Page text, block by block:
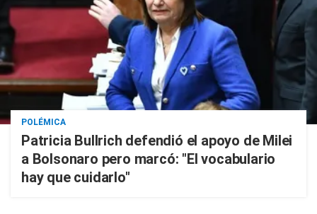
POLÉMICA
Patricia Bullrich defendió el apoyo de Milei
a Bolsonaro pero marcó: "El vocabulario
hay que cuidarlo"